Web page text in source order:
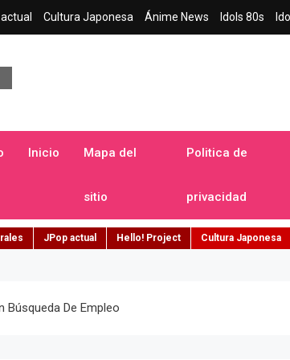
Cultura Japonesa Ánime News Idols 80s
Inicio Mapa del
sitio
Politica de
privacidad
JPop actual Hello! Project Cultura Japonesa
Búsqueda De Empleo